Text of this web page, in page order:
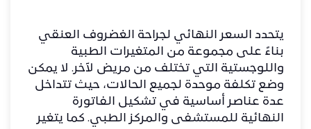
​يتحدد السعر النهائي لجراحة
الغضروف العنقي
بناءً على مجموعة من المتغيرات الطبية
واللوجستية التي تختلف من مريض لآخر. لا يمكن
وضع تكلفة موحدة لجميع الحالات، حيث تتداخل
عدة عناصر أساسية في تشكيل الفاتورة
النهائية للمستشفى والمركز الطبي. كما يتغير